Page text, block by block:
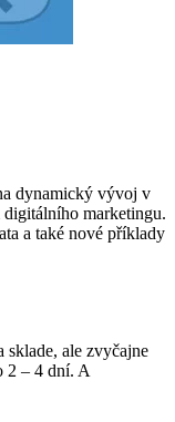
dynamický vývoj v
marketingu.
a také nové příklady
sklade, ale zvyčajne
2 – 4 dní. A